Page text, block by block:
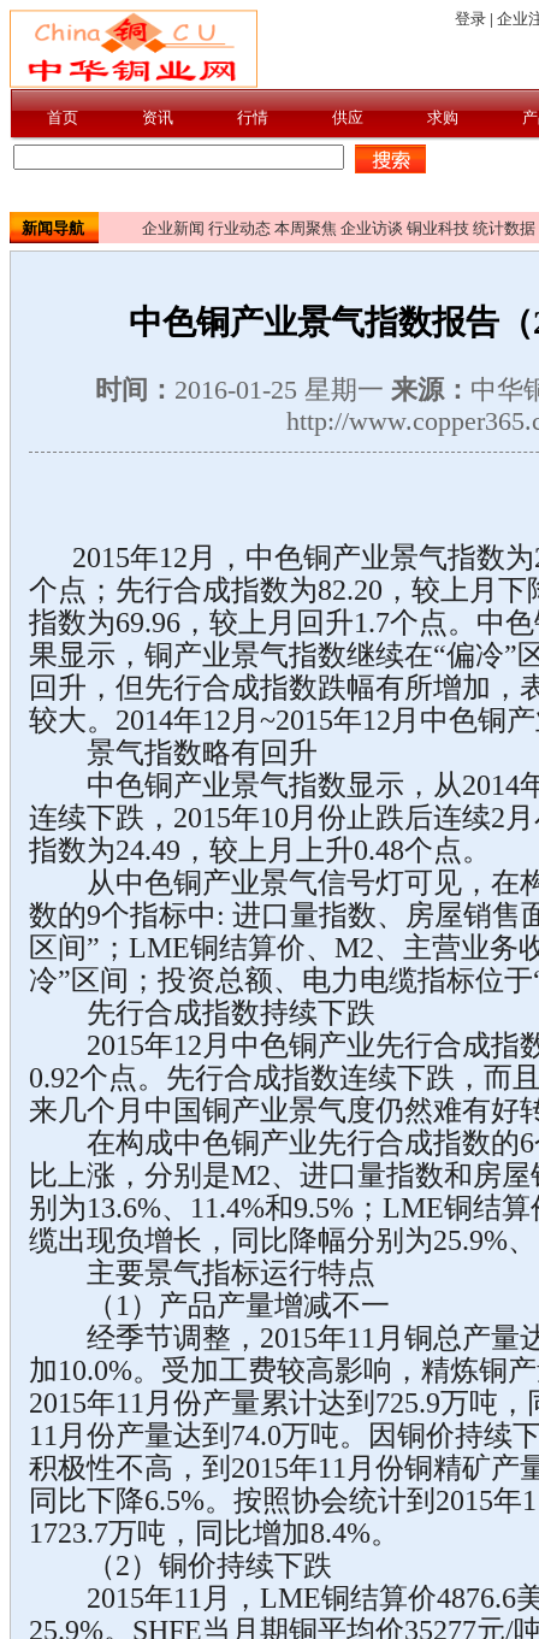
新闻导航 企业新闻 行业动态 本周聚焦 企业访谈 铜业科技 统计数据
中色铜产业景气指数报告（
时间： 2016-01-25 星期一 来源： 中华
http://
2015年12月，中色铜产业景气指数为
个点；先行合成指数为82.20，较上月下
指数为69.96，较上月回升1.7个点。中
果显示，铜产业景气指数继续在“偏冷”
回升，但先行合成指数跌幅有所增加，
较大。2014年12月~2015年12月中色铜
景气指数略有回升
中色铜产业景气指数显示，从2014
连续下跌，2015年10月份止跌后连续2
指数为24.49，较上月上升0.48个点。
从中色铜产业景气信号灯可见，在
数的9个指标中: 进口量指数、房屋销售
区间”；LME铜结算价、M2、主营业务
冷”区间；投资总额、电力电缆指标位
先行合成指数持续下跌
2015年12月中色铜产业先行合成指
0.92个点。先行合成指数连续下跌，而
来几个月中国铜产业景气度仍然难有好
在构成中色铜产业先行合成指数的6
比上涨，分别是M2、进口量指数和房
别为13.6%、11.4%和9.5%；LME铜结
缆出现负增长，同比降幅分别为25.9%
主要景气指标运行特点
（1）产品产量增减不一
经季节调整，2015年11月铜总产量
加10.0%。受加工费较高影响，精炼铜
2015年11月份产量累计达到725.9万吨，
11月份产量达到74.0万吨。因铜价持续
积极性不高，到2015年11月份铜精矿产
同比下降6.5%。按照协会统计到2015年
1723.7万吨，同比增加8.4%。
（2）铜价持续下跌
2015年11月，LME铜结算价4876.6
25.9%。SHFE当月期铜平均价35277元/